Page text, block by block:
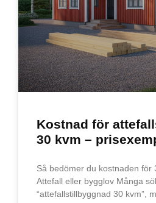
Kostnad för
30 kvm –
Så bedömer du kostnaden för
Attefall eller bygglov Många
“attefallstillbyggnad 30 kvm”,